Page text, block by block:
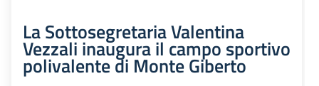
La Sottosegretaria Valentina
Vezzali inaugura il campo sportivo
polivalente di Monte Giberto